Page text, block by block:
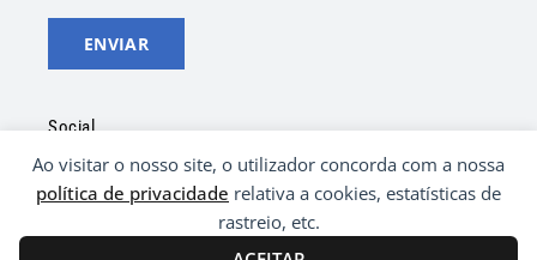
Ao visitar o nosso site, o utilizador concorda com a nossa
política de privacidade relativa a cookies, estatísticas de
rastreio, etc.
Social
F
a
e
Y
o
t